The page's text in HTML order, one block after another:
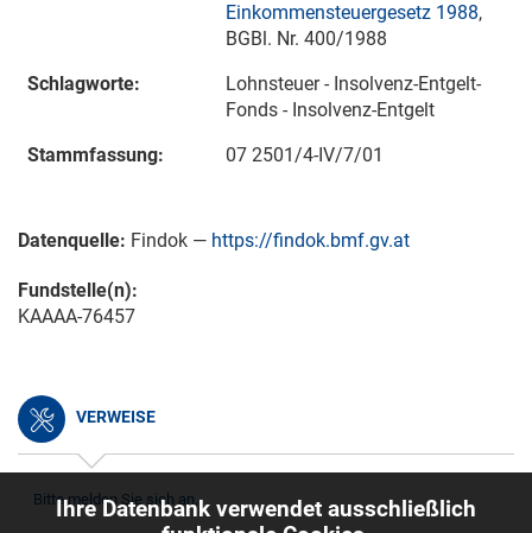
Einkommensteuergesetz 1988,
BGBl. Nr. 400/1988
Schlagworte:
Lohnsteuer - Insolvenz-Entgelt-
Fonds - Insolvenz-Entgelt
Stammfassung:
07 2501/4-IV/7/01
Datenquelle: Findok — https://findok.bmf.gv.at
Fundstelle(n):
KAAAA-76457
VERWEISE
Bitte melden Sie sich an.
Ihre Datenbank verwendet ausschließlich